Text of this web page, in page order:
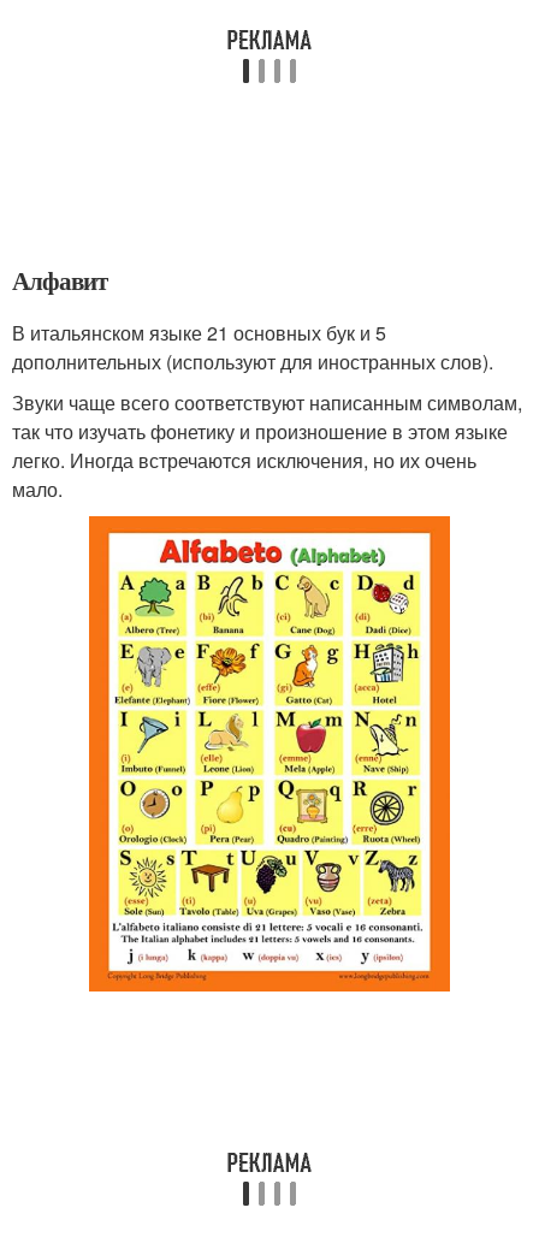
Алфавит
В итальянском языке 21 основных бук и 5
дополнительных (используют для иностранных слов).
Звуки чаще всего соответствуют написанным символам,
так что изучать фонетику и произношение в этом языке
легко. Иногда встречаются исключения, но их очень
мало.